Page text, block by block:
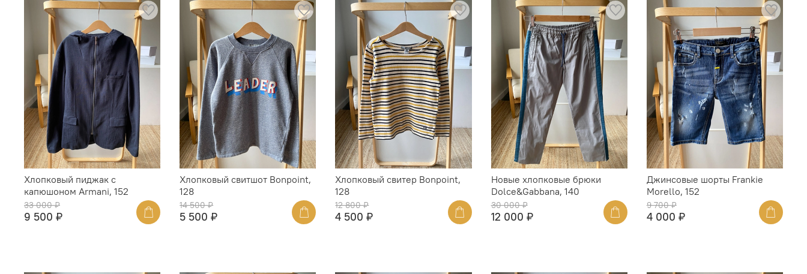
Хлопковый пиджак с
капюшоном Armani, 152
33 000 ₽
9 500 ₽
Хлопковый свитшот Bonpoint,
128
14 500 ₽
5 500 ₽
Хлопковый свитер Bonpoint,
128
12 800 ₽
4 500 ₽
Новые хлопковые брюки
Dolce&Gabbana, 140
30 000 ₽
12 000 ₽
Джинсовые шорты Frankie
Morello, 152
9 700 ₽
4 000 ₽